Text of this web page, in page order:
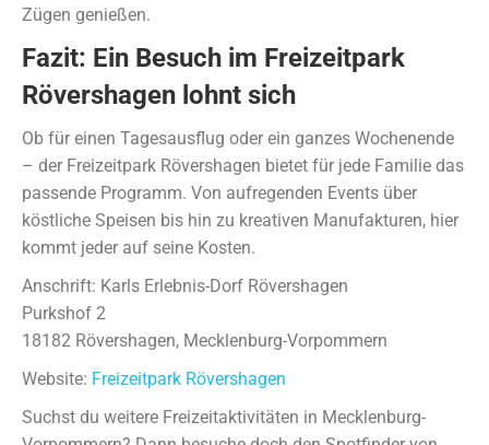
Zügen genießen.
Fazit: Ein Besuch im Freizeitpark
Rövershagen lohnt sich
Ob für einen Tagesausflug oder ein ganzes Wochenende
– der Freizeitpark Rövershagen bietet für jede Familie das
passende Programm. Von aufregenden Events über
köstliche Speisen bis hin zu kreativen Manufakturen, hier
kommt jeder auf seine Kosten.
Anschrift: Karls Erlebnis-Dorf Rövershagen
Purkshof 2
18182 Rövershagen, Mecklenburg-Vorpommern
Website: Freizeitpark Rövershagen
Suchst du weitere Freizeitaktivitäten in Mecklenburg-